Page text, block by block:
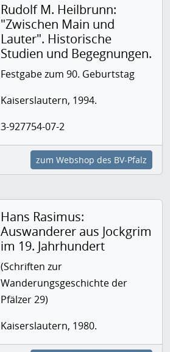
Rudolf M. Heilbrunn:
"Zwischen Main und
Lauter". Historische
Studien und Begegnungen.
Festgabe zum 90. Geburtstag
Kaiserslautern, 1994.
3-927754-07-2
zum Webshop des BV-Pfalz
Hans Rasimus:
Auswanderer aus Jockgrim
im 19. Jahrhundert
(Schriften zur
Wanderungsgeschichte der
Pfälzer 29)
Kaiserslautern, 1980.